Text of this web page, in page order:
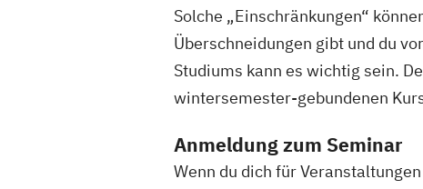
Solche „Einschränkungen“
Überschneidungen gibt und du
Studiums kann es wichtig sein.
wintersemester-gebundenen
Anmeldung zum Seminar
Wenn du dich für